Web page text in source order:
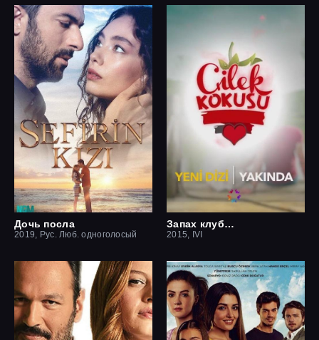
Дочь посла
2019, Рус. Люб. одноголосый
Запах клубники
2015, IVI